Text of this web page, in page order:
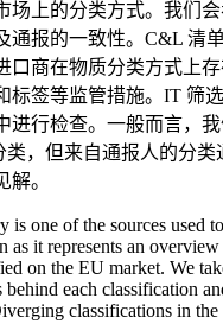
场上的分类方式。我们
通报的一致性。C&L 清
口商在物质分类方式上
标签等监管措施。IT 筛
进行检查。一般而言，
类，但来自通报人的分类
解。
one of the sources used
as it represents an
on the EU market. We
each classification
classifications in